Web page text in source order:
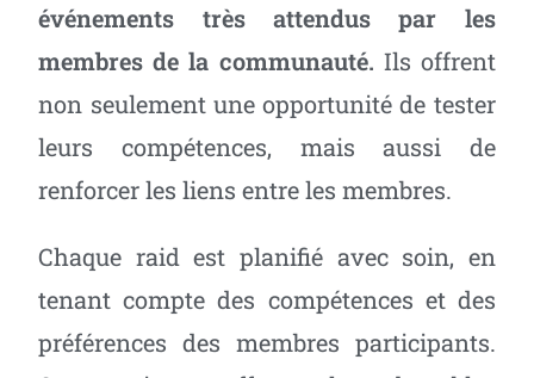
événements très attendus par les
membres de la communauté. Ils offrent
non seulement une opportunité de tester
leurs compétences, mais aussi de
renforcer les liens entre les membres.
Chaque raid est planifié avec soin, en
tenant compte des compétences et des
préférences des membres participants.